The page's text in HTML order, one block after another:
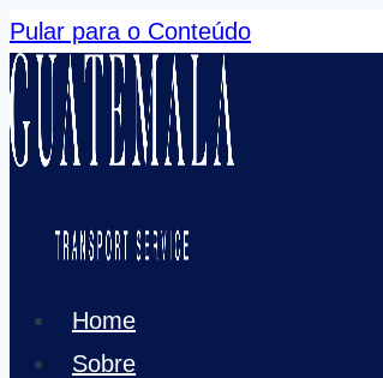
Pular para o Conteúdo
Home
Sobre